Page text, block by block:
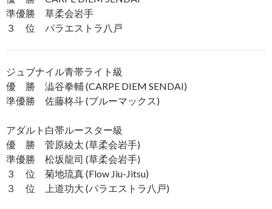
準優勝 草柔会岩手
３ 位 パラエストラ八戸
ジュブナイル青帯ライト級
優 勝 澁谷拳輔 (CARPE DIEM SENDAI)
準優勝 佐藤柊斗 (ブルーマックス)
アダルト白帯ルースター級
優 勝 菅原綾太 (草柔会岩手)
準優勝 松坂龍司 (草柔会岩手)
３ 位 菊地琉真 (Flow Jiu-Jitsu)
３ 位 上道功大 (パラエストラ八戸)